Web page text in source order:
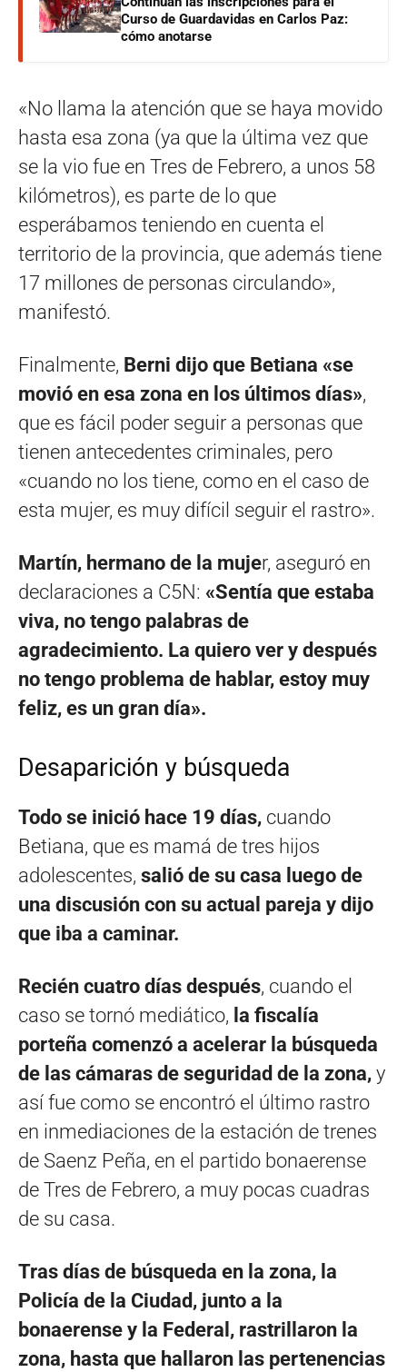
Curso de Guardavidas en Carlos Paz:
cómo anotarse
«No llama la atención que se haya movido
hasta esa zona (ya que la última vez que
se la vio fue en Tres de Febrero, a unos 58
kilómetros), es parte de lo que
esperábamos teniendo en cuenta el
territorio de la provincia, que además tiene
17 millones de personas circulando»,
manifestó.
Finalmente, Berni dijo que Betiana «se
movió en esa zona en los últimos días»,
que es fácil poder seguir a personas que
tienen antecedentes criminales, pero
«cuando no los tiene, como en el caso de
esta mujer, es muy difícil seguir el rastro».
Martín, hermano de la mujer, aseguró en
declaraciones a C5N: «Sentía que estaba
viva, no tengo palabras de
agradecimiento. La quiero ver y después
no tengo problema de hablar, estoy muy
feliz, es un gran día».
Desaparición y búsqueda
Todo se inició hace 19 días, cuando
Betiana, que es mamá de tres hijos
adolescentes, salió de su casa luego de
una discusión con su actual pareja y dijo
que iba a caminar.
Recién cuatro días después, cuando el
caso se tornó mediático, la fiscalía
porteña comenzó a acelerar la búsqueda
de las cámaras de seguridad de la zona, y
así fue como se encontró el último rastro
en inmediaciones de la estación de trenes
de Saenz Peña, en el partido bonaerense
de Tres de Febrero, a muy pocas cuadras
de su casa.
Tras días de búsqueda en la zona, la
Policía de la Ciudad, junto a la
bonaerense y la Federal, rastrillaron la
zona, hasta que hallaron las pertenencias